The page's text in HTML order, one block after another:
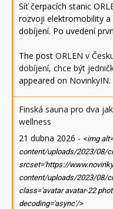
Síť čerpacích stanic
rozvoji elektromobility
dobíjení. Po uvedení
The post ORLEN v
dobíjení, chce být
appeared on NovinkyIN.
Finská sauna pro dva
wellness
21 dubna 2026 - <img
content/uploads/2023/08/
srcset='https://
content/uploads/2023/08/
class='avatar avatar-22
decoding='async'/>